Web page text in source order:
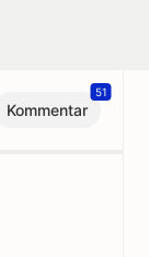
Kommentar
51